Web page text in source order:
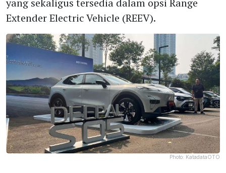
yang sekaligus tersedia dalam opsi Range
Extender Electric Vehicle (REEV).
Photo: KatadataOTO